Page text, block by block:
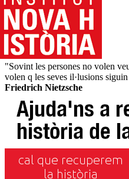
"Sovint les persones no volen
volen q les seves il·lusions
Friedrich Nietzsche